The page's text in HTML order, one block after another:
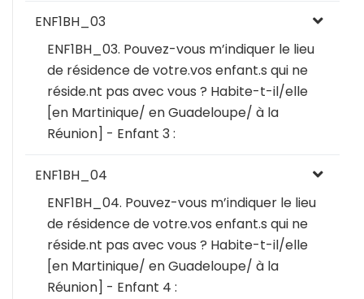
ENF1BH_03
ENF1BH_03. Pouvez-vous m’indiquer le lieu
de résidence de votre.vos enfant.s qui ne
réside.nt pas avec vous ? Habite-t-il/elle
[en Martinique/ en Guadeloupe/ à la
Réunion] - Enfant 3 :
ENF1BH_04
ENF1BH_04. Pouvez-vous m’indiquer le lieu
de résidence de votre.vos enfant.s qui ne
réside.nt pas avec vous ? Habite-t-il/elle
[en Martinique/ en Guadeloupe/ à la
Réunion] - Enfant 4 :